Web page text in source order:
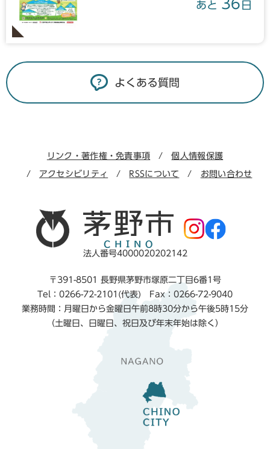
あと 36 日
よくある質問
リンク・著作権・免責事項 個人情報保護
アクセシビリティ RSSについて お問い合わせ
法人番号4000020202142
〒391-8501 長野県茅野市塚原二丁目6番1号
Tel：0266-72-2101(代表) Fax：0266-72-9040
業務時間：月曜日から金曜日午前8時30分から午後5時15分
（土曜日、日曜日、祝日及び年末年始は除く）